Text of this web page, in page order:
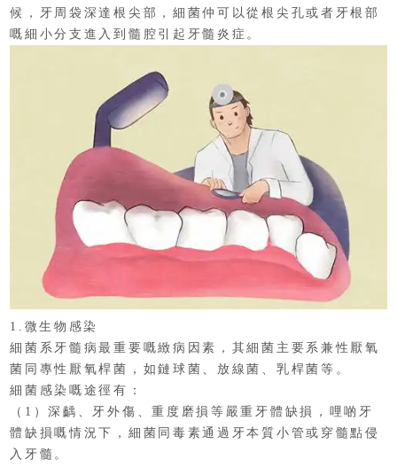
候，牙周袋深達根尖部，細菌仲可以從根尖孔或者牙根部
嘅細小分支進入到髓腔引起牙髓炎症。
1.微生物感染
細菌系牙髓病最重要嘅緻病因素，其細菌主要系兼性厭氧
菌同專性厭氧桿菌，如鏈球菌、放線菌、乳桿菌等。
細菌感染嘅途徑有：
（1）深齲、牙外傷、重度磨損等嚴重牙體缺損，哩啲牙
體缺損嘅情況下，細菌同毒素通過牙本質小管或穿髓點侵
入牙髓。